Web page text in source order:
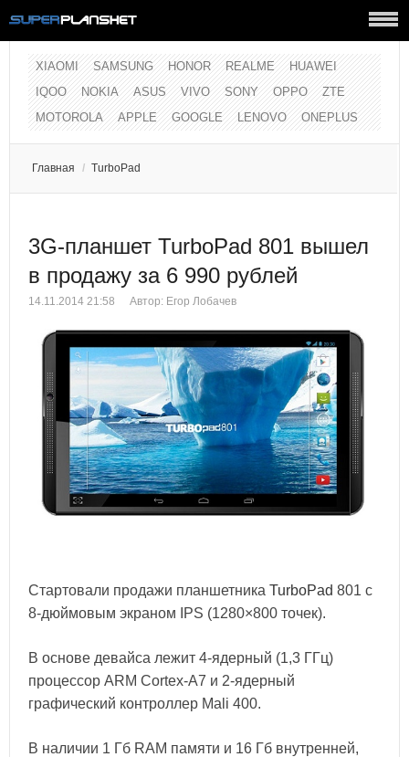
XIAOMI SAMSUNG HONOR REALME
HUAWEI
IQOO
NOKIA ASUS VIVO SONY OPPO
ZTE
MOTOROLA
APPLE GOOGLE LENOVO ONEPLUS
Главная / TurboPad
3G-планшет TurboPad 801 вышел
в продажу за 6 990 рублей
14.11.2014 21:58 Автор: Егор Лобачев
Стартовали продажи планшетника TurboPad 801 с
8-дюймовым экраном IPS (1280×800 точек).
В основе девайса лежит 4-ядерный (1,3 ГГц)
процессор ARM Cortex-A7 и 2-ядерный
графический контроллер Mali 400.
В наличии 1 Гб RAM памяти и 16 Гб внутренней,